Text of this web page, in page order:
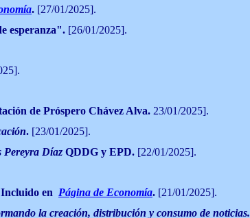
. [27/01/2025].
esperanza". [26/01/2025].
de Próspero Chávez Alva. 23/01/2025].
. [23/01/2025].
Pereyra Díaz QDDG y EPD. [22/01/2025].
en Página de Economía. [21/01/2025].
la creación, distribución y consumo de noticias.